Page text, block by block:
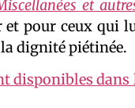
et
et pour ceux qui
dignité piétinée.
disponibles